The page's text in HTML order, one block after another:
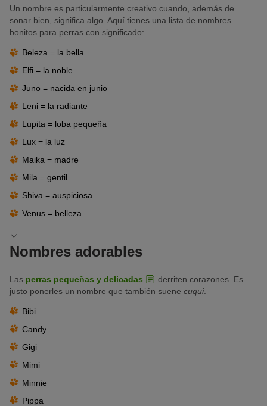
Jazz
Koda
Un nombre es particularmente creativo cuando, además de
sonar bien, significa algo. Aquí tienes una lista de nombres
bonitos para perras con significado:
Beleza = la bella
Elfi = la noble
Juno = nacida en junio
Leni = la radiante
Lupita = loba pequeña
Lux = la luz
Maika = madre
Mila = gentil
Shiva = auspiciosa
Venus = belleza
Nombres adorables
Las perras pequeñas y delicadas
derriten corazones. Es
justo ponerles un nombre que también suene cuqui.
Bibi
Candy
Gigi
Mimi
Minnie
Pippa